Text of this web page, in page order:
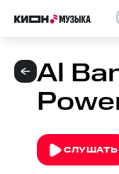
Al
СЛУШАТЬ